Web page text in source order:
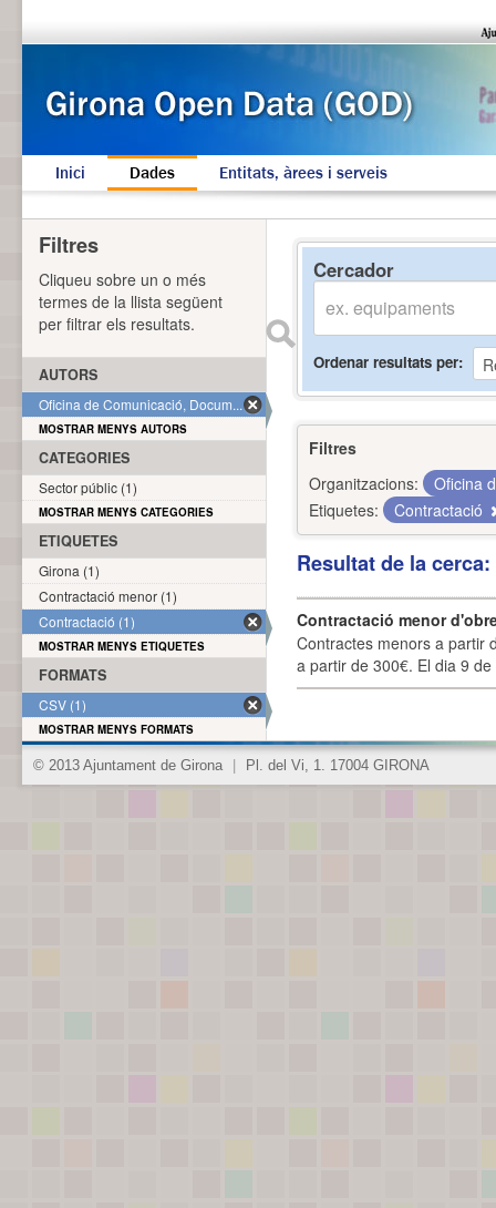
Inici Dades Entitats, àrees i serveis
Cercador
Ordenar resultats per
Filtres
Organitzacions:
Oficina
Etiquetes:
Contractació
Resultat de la
Contractació menor
Contractes menors a partir
a partir de 300€. El dia 9
Filtres
Cliqueu sobre un o més
termes de la llista següent
per filtrar els resultats.
AUTORS
Oficina de Comunicació, Docum... (1)
MOSTRAR MENYS AUTORS
CATEGORIES
Sector públic (1)
MOSTRAR MENYS CATEGORIES
ETIQUETES
Girona (1)
Contractació menor (1)
Contractació (1)
MOSTRAR MENYS ETIQUETES
FORMATS
CSV (1)
MOSTRAR MENYS FORMATS
© 2013 Ajuntament de Girona Pl. del Vi, 1. 17004 GIRONA